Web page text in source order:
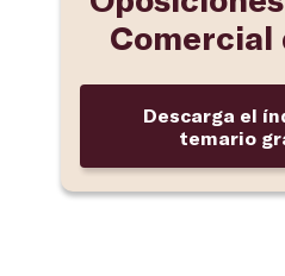
Comercial
Descarga el
temario